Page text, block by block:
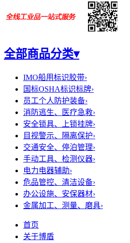
全部商品分类▾
IMO船用标识胶带›
国标OSHA标识标牌›
员工个人防护装备›
消防逃生、医疗急救›
安全锁具、上锁挂牌›
目视警示、隔离保护›
交通安全、停泊管理›
手动工具、检测仪器›
电力电器辅助›
危品管控、清洁设备›
办公设施、安保器材›
金属加工、测量、磨具›
首页
关于博盾